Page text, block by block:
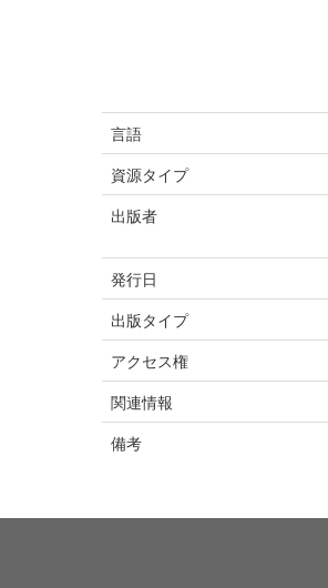
言語
資源タイプ
出版者
発行日
出版タイプ
アクセス権
関連情報
備考